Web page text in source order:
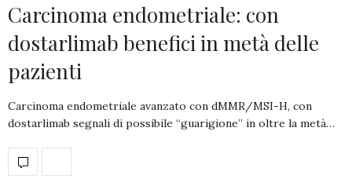
Carcinoma endometriale: con
dostarlimab benefici in metà delle
pazienti
Carcinoma endometriale avanzato con dMMR/MSI-H, con
dostarlimab segnali di possibile “guarigione” in oltre la metà…